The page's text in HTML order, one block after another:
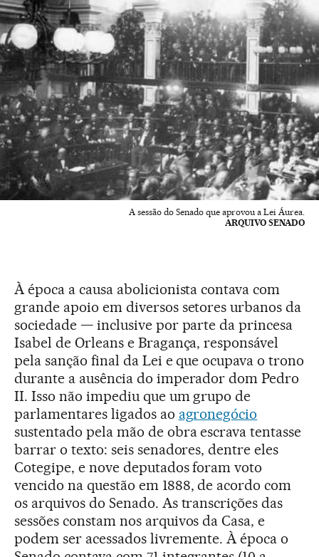
A sessão do Senado que aprovou a Lei Áurea.
ARQUIVO SENADO
À época a causa abolicionista contava com
grande apoio em diversos setores urbanos da
sociedade — inclusive por parte da princesa
Isabel de Orleans e Bragança, responsável
pela sanção final da Lei e que ocupava o trono
durante a ausência do imperador dom Pedro
II. Isso não impediu que um grupo de
parlamentares ligados ao agronegócio
sustentado pela mão de obra escrava tentasse
barrar o texto: seis senadores, dentre eles
Cotegipe, e nove deputados foram voto
vencido na questão em 1888, de acordo com
os arquivos do Senado. As transcrições das
sessões constam nos arquivos da Casa, e
podem ser acessados livremente. À época o